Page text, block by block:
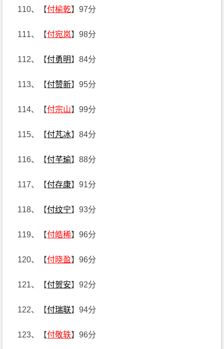
110、【付榆乾】97分
111、【付宛岚】98分
112、【付勇明】84分
113、【付赞新】95分
114、【付宗山】99分
115、【付芃冰】84分
116、【付芊瑜】88分
117、【付存康】91分
118、【付纹宁】93分
119、【付皓稀】96分
120、【付晓盈】96分
121、【付贺安】92分
122、【付瑞联】94分
123、【付敬轶】96分